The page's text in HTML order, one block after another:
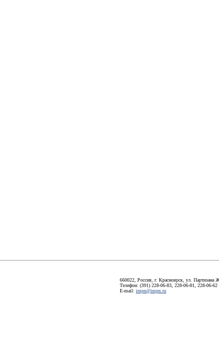
660022, Россия, г. Красноярск, ул. Партизана
Телефон: (391) 228-06-83, 228-06-81, 228-06-62
E-mail: impn@impn.ru